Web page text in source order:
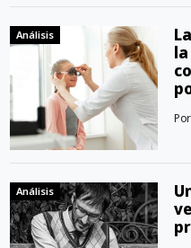
Análisis
Por
Análisis